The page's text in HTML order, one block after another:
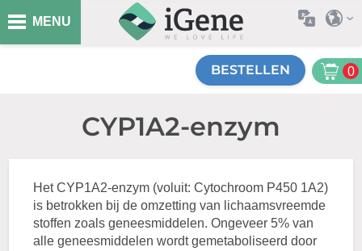
MENU
BESTELLEN 0
CYP1A2-enzym
Het CYP1A2-enzym (voluit: Cytochroom P450 1A2)
is betrokken bij de omzetting van lichaamsvreemde
stoffen zoals geneesmiddelen. Ongeveer 5% van
alle geneesmiddelen wordt gemetaboliseerd door